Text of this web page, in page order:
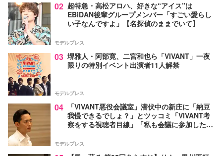
02 超特急・高松アロハ、好きな“アイス”は
EBiDAN後輩グループメンバー「すごい愛らし
い子なんですよ」【名探偵のままでいて】
モデルプレス
03 堺雅人・阿部寛、二宮和也ら「VIVANT」一夜
限りの特別イベント出演者11人解禁
モデルプレス
04
「VIVANT悪役会議室」潜伏中の新庄に「納豆
我慢できるでしょ？」とツッコミ「VIVANT考
察をする視聴者目線」「私も会議に参加した
モデルプレス